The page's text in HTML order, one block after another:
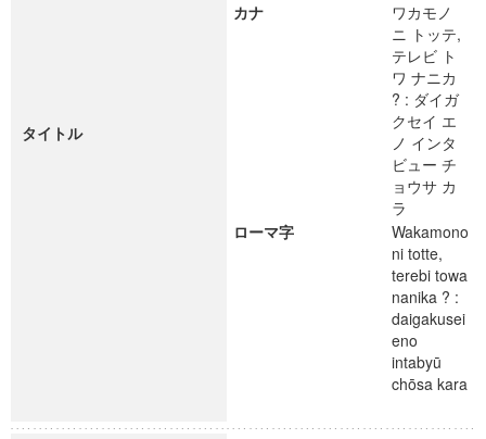
タイトル
カナ
ワカモノ
ニ トッテ,
テレビ ト
ワ ナニカ
? : ダイガ
クセイ エ
ノ インタ
ビュー チ
ョウサ カ
ラ
ローマ字
Wakamono
ni totte,
terebi towa
nanika ? :
daigakusei
eno
intabyū
chōsa kara